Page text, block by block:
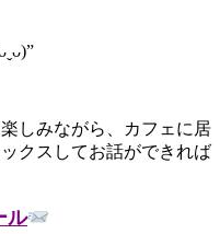
しみながら、カフェに居
クスしてお話ができれば
ル